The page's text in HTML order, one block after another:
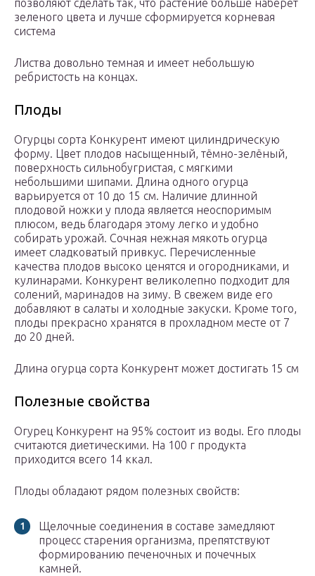
позволяют сделать так, что растение больше наберет
зеленого цвета и лучше сформируется корневая
система
Листва довольно темная и имеет небольшую
ребристость на концах.
Плоды
Огурцы сорта Конкурент имеют цилиндрическую
форму. Цвет плодов насыщенный, тёмно-зелёный,
поверхность сильнобугристая, с мягкими
небольшими шипами. Длина одного огурца
варьируется от 10 до 15 см. Наличие длинной
плодовой ножки у плода является неоспоримым
плюсом, ведь благодаря этому легко и удобно
собирать урожай. Сочная нежная мякоть огурца
имеет сладковатый привкус. Перечисленные
качества плодов высоко ценятся и огородниками, и
кулинарами. Конкурент великолепно подходит для
солений, маринадов на зиму. В свежем виде его
добавляют в салаты и холодные закуски. Кроме того,
плоды прекрасно хранятся в прохладном месте от 7
до 20 дней.
Длина огурца сорта Конкурент может достигать 15 см
Полезные свойства
Огурец Конкурент на 95% состоит из воды. Его плоды
считаются диетическими. На 100 г продукта
приходится всего 14 ккал.
Плоды обладают рядом полезных свойств:
Щелочные соединения в составе замедляют
процесс старения организма, препятствуют
формированию печеночных и почечных
камней.